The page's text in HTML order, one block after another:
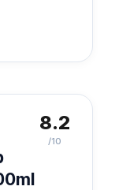
8.2
/10